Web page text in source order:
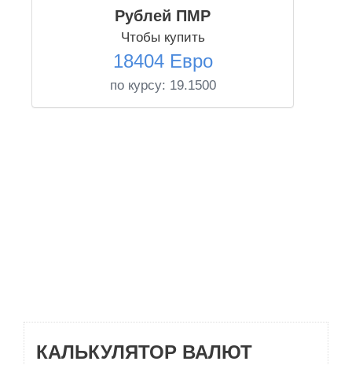
Рублей ПМР
Чтобы купить
18404 Евро
по курсу: 19.1500
КАЛЬКУЛЯТОР ВАЛЮТ